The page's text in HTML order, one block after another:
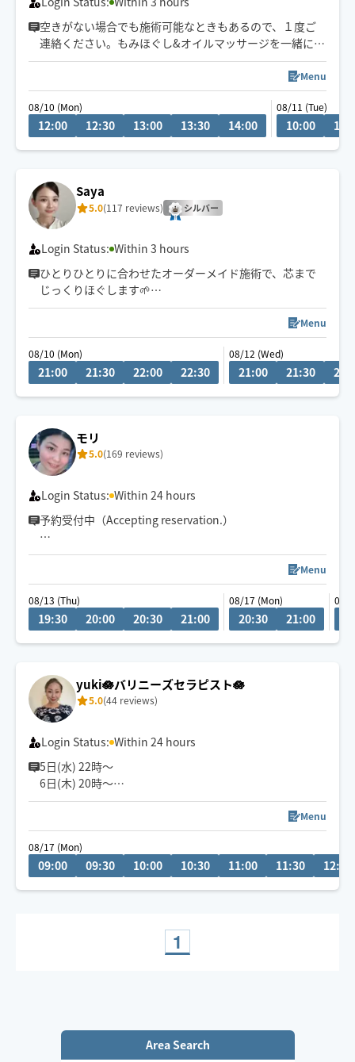
空きがない場合でも施術可能なときもあるので、１度ご
連絡ください。もみほぐし&オイルマッサージを一緒にさ
れるとコリも浮腫みもとれてスッキリするのでオススメ
ですよ～(^-^)/１人１人に寄り添う施術を心掛けていま
す。宜しくお願いいたします！県外の方は高速代別途い
ただいております。新規のお客様は県内最終受付22時、
県外21時まで。リピート様はなるべくご希望沿えるよう
Menu
08/10 (Mon)
12:00 12:30 13:00 13:30 14:00
08/11 (Tue)
10:00
Saya
5.0(117 reviews) シルバー
Login Status: Within 3 hours
ひとりひとりに合わせたオーダーメイド施術で、芯まで
じっくりほぐします🌱
Menu
08/10 (Mon)
21:00 21:30 22:00 22:30
08/12 (Wed)
21:00 21:30
モリ
5.0(169 reviews)
Login Status: Within 24 hours
予約受付中（Accepting reservation.）
車移動が主となっていますので、ご予約時に駐車場の情
報をいただけると大変助かります。
Menu
08/13 (Thu)
19:30 20:00 20:30 21:00
08/17 (Mon)
20:30 21:00
08/
yuki🪷バリニーズセラピスト🪷
5.0(44 reviews)
Login Status: Within 24 hours
5日(水) 22時〜
6日(木) 20時〜
空きございます。
空いてないお日にち、お時間でもメッセージ頂けますと
調整できる場合もあります✨
お気軽にメッセージください🎀
に合わせた手技で癒します👐
もちろん男性、外国の方も大歓迎です✨
Menu
08/17 (Mon)
09:00 09:30 10:00 10:30 11:00 11:30 12:00
1
Area Search